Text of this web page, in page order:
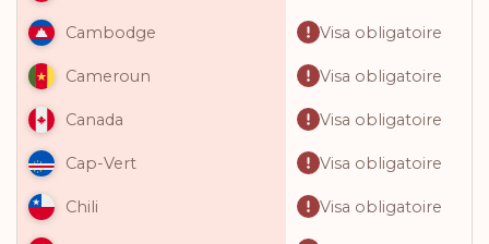
Cambodge Visa obligatoire
Cameroun Visa obligatoire
Canada Visa obligatoire
Cap-Vert Visa obligatoire
Chili Visa obligatoire